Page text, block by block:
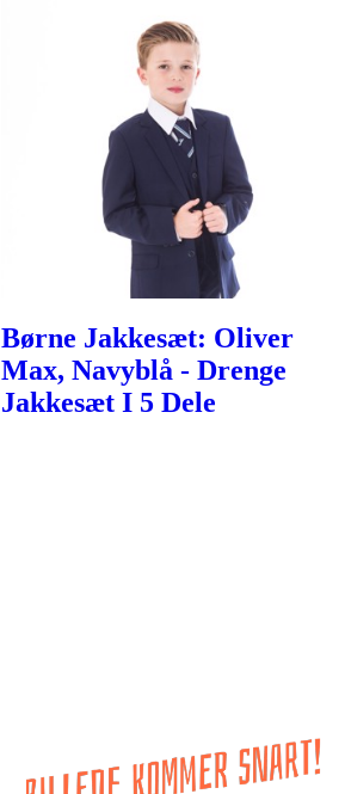
Børne Jakkesæt: Oliver
Max, Navyblå - Drenge
Jakkesæt I 5 Dele